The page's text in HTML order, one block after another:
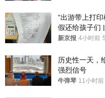
“出游带上打
假还给孩子们
新京报 4小时前
历史性一天，
强烈信号
牛弹琴 11小时前